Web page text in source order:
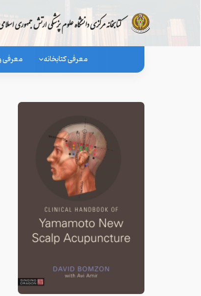
معرفی کتابخانه معرفی